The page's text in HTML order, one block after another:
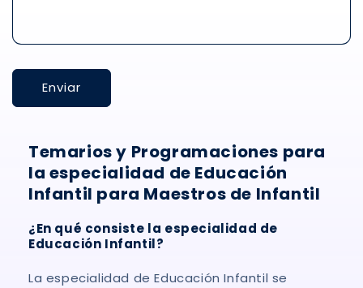
Enviar
Temarios y Programaciones para
la especialidad de Educación
Infantil para Maestros de Infantil
¿En qué consiste la especialidad de
Educación Infantil?
La especialidad de Educación Infantil se